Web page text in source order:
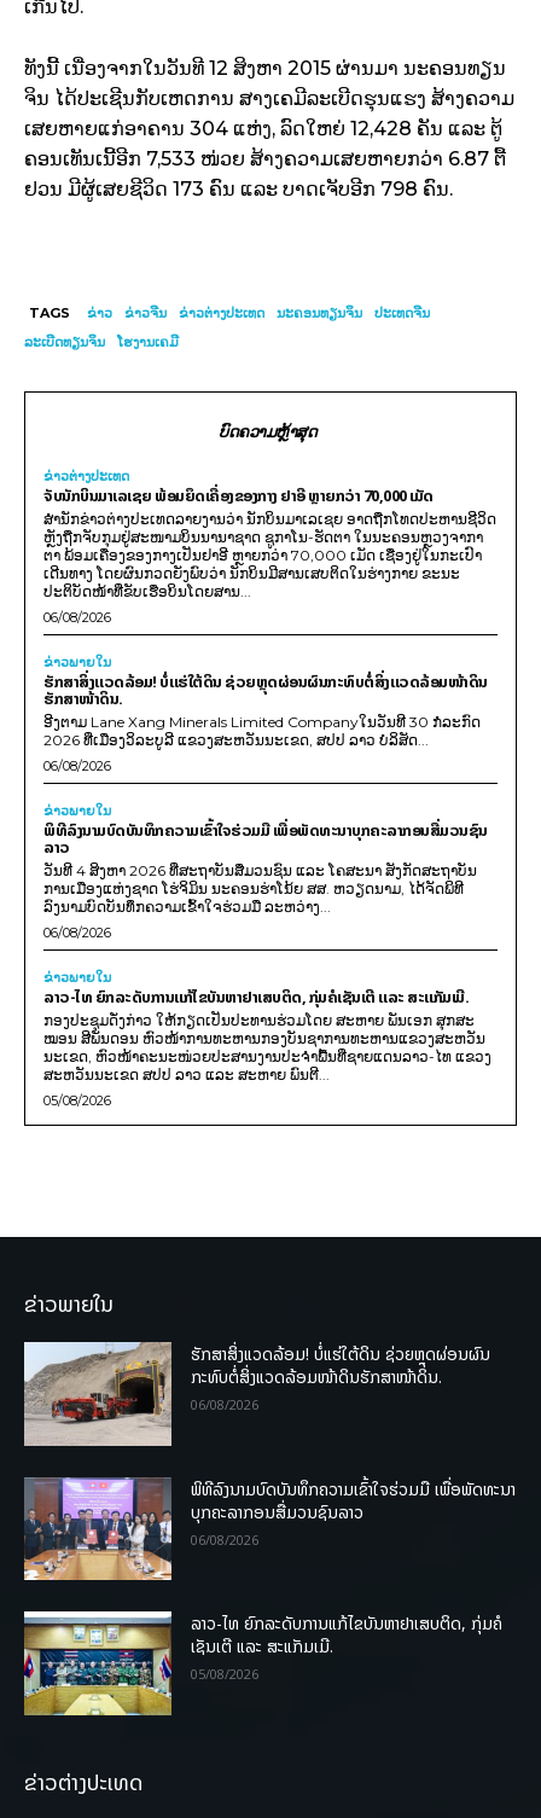
ເກີນໄປ.
ທັງນີ້ ເນື່ອງຈາກໃນວັນທີ 12 ສິງຫາ 2015 ຜ່ານມາ ນະຄອນທຽນ
ຈິນ ໄດ້ປະເຊີນກັບເຫດການ ສາງເຄມີລະເບີດຮຸນແຮງ ສ້າງຄວາມ
ເສຍຫາຍແກ່ອາຄານ 304 ແຫ່ງ, ລົດໃຫຍ່ 12,428 ຄັນ ແລະ ຕູ້
ຄອນເທັນເນີ້ອີກ 7,533 ໜ່ວຍ ສ້າງຄວາມເສຍຫາຍກວ່າ 6.87 ຕື້
ຢວນ ມີຜູ້ເສຍຊີວິດ 173 ຄົນ ແລະ ບາດເຈັບອີກ 798 ຄົນ.
TAGS ຂ່າວ ຂ່າວຈີນ ຂ່າວ​ຕ່າງ​ປະເທດ ນະຄອນທຽນຈິນ
ປະເທດຈີນ
ລະເບີດທຽນຈິນ
ໂຮງານເຄມີ
ບົດຄວາມຫຼ້າສຸດ
ຂ່າວຕ່າງປະເທດ
ຈັບນັກບິນມາເລເຊຍ ພ້ອມຍຶດເຄື່ອງຂອງກາງ ຢາອີ ຫຼາຍກວ່າ 70,000 ເມັດ
ສຳນັກຂ່າວຕ່າງປະເທດລາຍງານວ່າ ນັກບິນມາເລເຊຍ ອາດຖືກໂທດປະຫານຊີວິດ
ຫຼັງຖືກຈັບກຸມຢູ່ສະໜາມບິນນານາຊາດ ຊູກາໂນ-ຮັດຕາ ໃນນະຄອນຫຼວງຈາກາ
ຕາ ພ້ອມເຄື່ອງຂອງກາງເປັນຢາອີ ຫຼາຍກວ່າ 70,000 ເມັດ ເຊື່ອງຢູ່ໃນກະເປົາ
ເດີນທາງ ໂດຍຜົນກວດຍັງພົບວ່າ ນັກບິນມີສານເສບຕິດໃນຮ່າງກາຍ ຂະນະ
ປະຕິບັດໜ້າທີ່ຂັບເຮືອບິນໂດຍສານ...
06/08/2026
ຂ່າວພາຍ​ໃນ
ຮັກສາສິ່ງແວດລ້ອມ! ບໍ່ແຮ່ໃຕ້ດິນ ຊ່ວຍຫຼຸດຜ່ອນຜົນກະທົບຕໍ່ສິ່ງແວດລ້ອມໜ້າດິນ
ຮັກສາໜ້າດິນ.
ອີງຕາມ Lane Xang Minerals Limited Companyໃນວັນທີ 30 ກໍລະກົດ
2026 ທີ່ເມືອງວິລະບູລີ ແຂວງສະຫວັນນະເຂດ, ສປປ ລາວ ບໍລິສັດ...
06/08/2026
ຂ່າວພາຍ​ໃນ
ພິທີລົງນາມບົດບັນທຶກຄວາມເຂົ້າໃຈຮ່ວມມື ເພື່ອພັດທະນາບຸກຄະລາກອນສື່ມວນຊົນ
ລາວ
ວັນທີ 4 ສິງຫາ 2026 ທີ່ສະຖາບັນສື່ມວນຊົນ ແລະ ໂຄສະນາ ສັງກັດສະຖາບັນ
ການເມືອງແຫ່ງຊາດ ໂຮ່ຈິມິນ ນະຄອນຮ່າໂນ້ຍ ສສ. ຫວຽດນາມ, ໄດ້ຈັດພິທີ
ລົງນາມບົດບັນທຶກຄວາມເຂົ້າໃຈຮ່ວມມື ລະຫວ່າງ...
06/08/2026
ຂ່າວພາຍ​ໃນ
ລາວ-ໄທ ຍົກລະດັບການແກ້ໄຂບັນຫາຢາເສບຕິດ, ກຸ່ມຄໍເຊັນເຕີ ແລະ ສະແກັມເມີ.
ກອງປະຊຸມດັ່ງກ່າວ ໃຫ້ກຽດເປັນປະທານຮ່ວມໂດຍ ສະຫາຍ ພັນເອກ ສຸກສະ
ໝອນ ສີພັນດອນ ຫົວໜ້າການທະຫານກອງບັນຊາການທະຫານແຂວງສະຫວັນ
ນະເຂດ, ຫົວໜ້າຄະນະໜ່ວຍປະສານງານປະຈຳພື້ນທີ່ຊາຍແດນລາວ-ໄທ ແຂວງ
ສະຫວັນນະເຂດ ສປປ ລາວ ແລະ ສະຫາຍ ພົນຕີ...
05/08/2026
ຂ່າວພາຍໃນ
ຮັກສາສິ່ງແວດລ້ອມ! ບໍ່ແຮ່ໃຕ້ດິນ ຊ່ວຍຫຼຸດຜ່ອນຜົນ
ກະທົບຕໍ່ສິ່ງແວດລ້ອມໜ້າດິນຮັກສາໜ້າດິນ.
06/08/2026
ພິທີລົງນາມບົດບັນທຶກຄວາມເຂົ້າໃຈຮ່ວມມື ເພື່ອພັດທະນາ
ບຸກຄະລາກອນສື່ມວນຊົນລາວ
06/08/2026
ລາວ-ໄທ ຍົກລະດັບການແກ້ໄຂບັນຫາຢາເສບຕິດ, ກຸ່ມຄໍ
ເຊັນເຕີ ແລະ ສະແກັມເມີ.
05/08/2026
ຂ່າວຕ່າງປະເທດ